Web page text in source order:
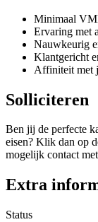
Minimaal
Ervaring met
Nauwkeurig
Klantgericht
Affiniteit met
Solliciteren
Ben jij de perfecte
eisen? Klik dan op
mogelijk contact
Extra
Status